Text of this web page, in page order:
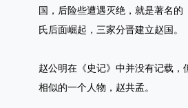
国，后险些遭遇灭绝，就是著名的
氏后面崛起，三家分晋建立赵国。
赵公明在《史记》中并没有记载，
相似的一个人物，赵共孟。